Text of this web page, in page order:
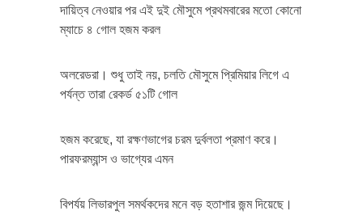
দায়িত্ব নেওয়ার পর এই দুই মৌসুমে প্রথমবারের মতো কোনো
ম্যাচে ৪ গোল হজম করল
অলরেডরা। শুধু তাই নয়, চলতি মৌসুমে প্রিমিয়ার লিগে এ
পর্যন্ত তারা রেকর্ড ৫১টি গোল
হজম করেছে, যা রক্ষণভাগের চরম দুর্বলতা প্রমাণ করে।
পারফরম্যান্স ও ভাগ্যের এমন
বিপর্যয় লিভারপুল সমর্থকদের মনে বড় হতাশার জন্ম দিয়েছে।